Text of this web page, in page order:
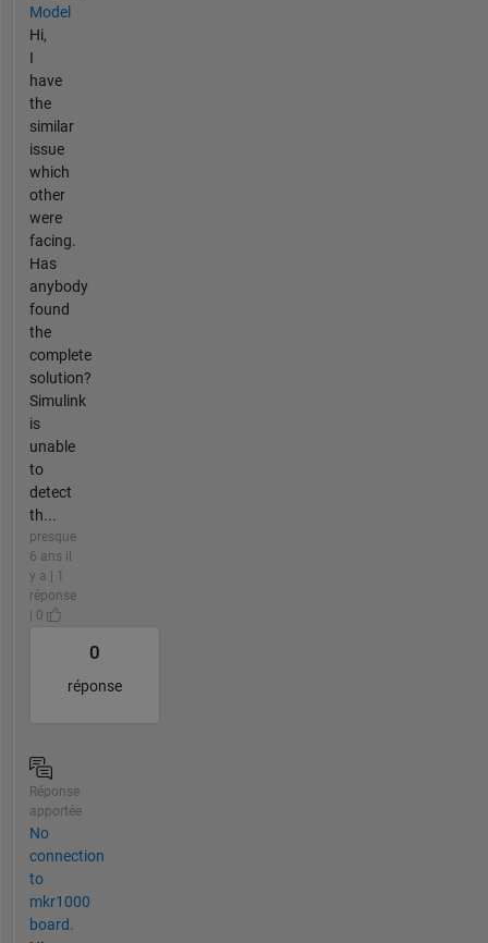
Model
Hi,
I
have
the
similar
issue
which
other
were
facing.
Has
anybody
found
the
complete
solution?
Simulink
is
unable
to
detect
th...
presque
6 ans il
y a | 1
réponse
| 0
0
réponse
Réponse
apportée
No
connection
to
mkr1000
board.